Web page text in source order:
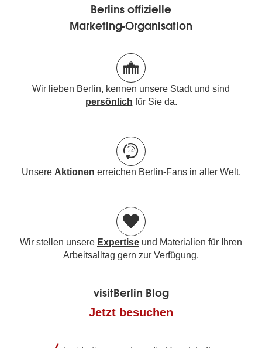
Berlins offizielle
Marketing-Organisation
Wir lieben Berlin, kennen unsere Stadt und sind
persönlich für Sie da.
Unsere Aktionen erreichen Berlin-Fans in aller Welt.
Wir stellen unsere Expertise und Materialien für Ihren
Arbeitsalltag gern zur Verfügung.
visitBerlin Blog
Jetzt besuchen